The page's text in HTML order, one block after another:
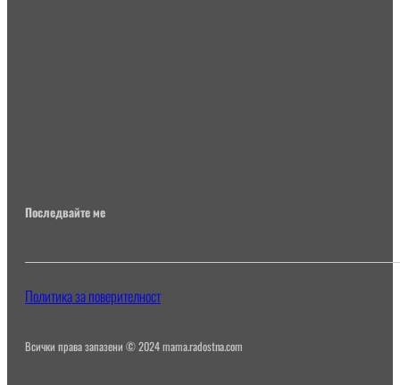
Последвайте ме
Всички права запазени © 2024 mama.radostna.com
Политика за поверителност